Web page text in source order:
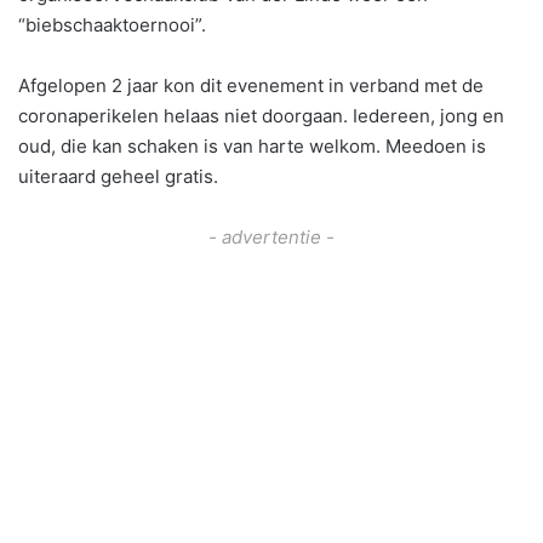
“biebschaaktoernooi”.
Afgelopen 2 jaar kon dit evenement in verband met de
coronaperikelen helaas niet doorgaan. Iedereen, jong en
oud, die kan schaken is van harte welkom. Meedoen is
uiteraard geheel gratis.
- advertentie -